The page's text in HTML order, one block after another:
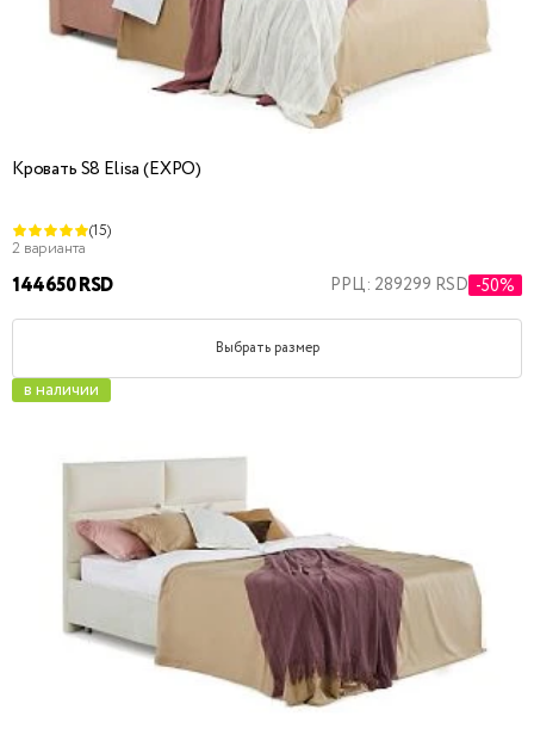
Кровать S8 Elisa (EXPO)
(15)
2 варианта
144650 RSD РРЦ: 289299 RSD -50%
Выбрать размер
в наличии